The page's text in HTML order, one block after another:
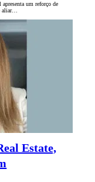
um reforço de
aliar…
Estate,